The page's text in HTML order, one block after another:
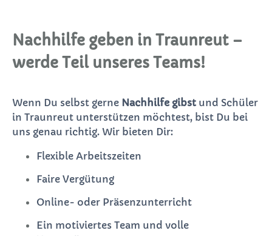
Nachhilfe geben in Traunreut –
werde Teil unseres Teams!
Wenn Du selbst gerne Nachhilfe gibst und Schüler
in Traunreut unterstützen möchtest, bist Du bei
uns genau richtig. Wir bieten Dir:
Flexible Arbeitszeiten
Faire Vergütung
Online- oder Präsenzunterricht
Ein motiviertes Team und volle